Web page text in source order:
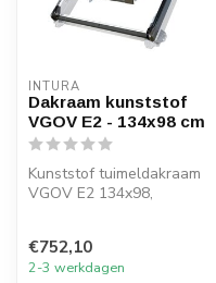
INTURA
Dakraam kunststof
VGOV E2 - 134x98 cm
Kunststof tuimeldakraam
VGOV E2 134x98,
€752,10
2-3 werkdagen